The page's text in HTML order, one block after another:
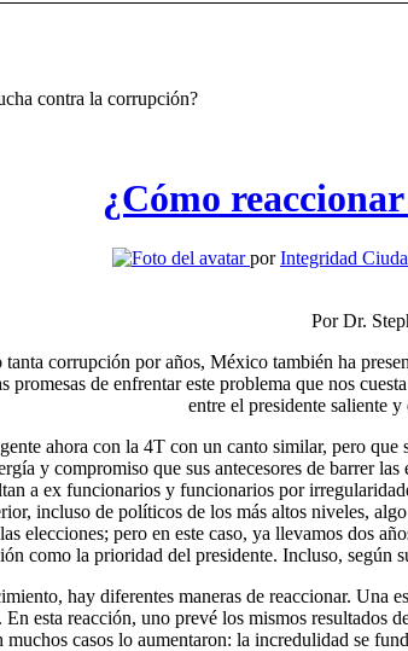
contra la corrupción?
¿Cómo
porIntegridad
Por Dr.
corrupción por años, México también ha
promesas de enfrentar este problema que nos
entre el presidente saliente
ahora con la 4T con un canto similar, pero
y compromiso que sus antecesores de barrer
a ex funcionarios y funcionarios por
incluso de políticos de los más altos niveles,
elecciones; pero en este caso, ya llevamos dos
como la prioridad del presidente. Incluso, según
hay diferentes maneras de reaccionar.
esta reacción, uno prevé los mismos resultados
casos lo aumentaron: la incredulidad se